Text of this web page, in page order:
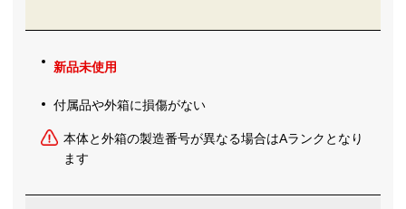
新品未使用
付属品や外箱に損傷がない
本体と外箱の製造番号が異なる場合はAランクとなり
ます